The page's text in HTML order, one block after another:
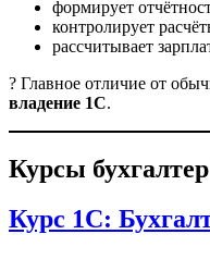
формирует
контролирует
рассчитывает
? Главное отличие от
владение 1С.
Курсы
Курс 1С: